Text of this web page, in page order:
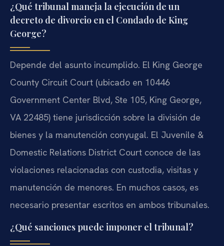
¿Qué tribunal maneja la ejecución de un
decreto de divorcio en el Condado de King
George?
Depende del asunto incumplido. El King George
County Circuit Court (ubicado en 10446
Government Center Blvd, Ste 105, King George,
VA 22485) tiene jurisdicción sobre la división de
bienes y la manutención conyugal. El Juvenile &
Domestic Relations District Court conoce de las
violaciones relacionadas con custodia, visitas y
manutención de menores. En muchos casos, es
necesario presentar escritos en ambos tribunales.
¿Qué sanciones puede imponer el tribunal?